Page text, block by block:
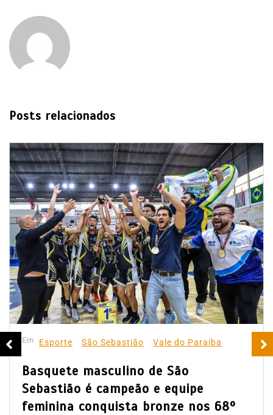
Posts relacionados
Em Esporte São Sebastião Vale do Paraíba
Basquete masculino de São
Sebastião é campeão e equipe
feminina conquista bronze nos 68º